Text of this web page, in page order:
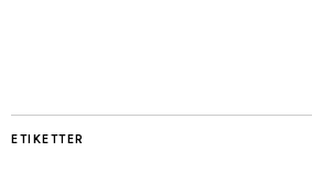
ETIKETTER